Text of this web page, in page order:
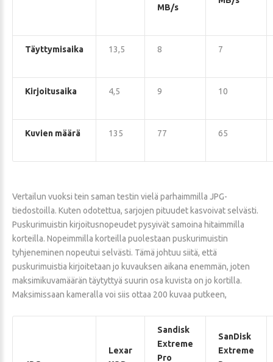
MB/s
Täyttymisaika 13,5 8 7
Kirjoitusaika 4,5 9 10
Kuvien määrä 135 77 65
Vertailun vuoksi tein saman testin vielä parhaimmilla JPG-
tiedostoilla. Kuten odotettua, sarjojen pituudet kasvoivat selvästi.
Puskurimuistin kirjoitusnopeudet pysyivät samoina hitaimmilla
korteilla. Nopeimmilla korteilla puolestaan puskurimuistin
tyhjeneminen nopeutui selvästi. Tämä johtuu siitä, että
puskurimuistia kirjoitetaan jo kuvauksen aikana enemmän, joten
maksimikuvamäärän täytyttyä suurin osa kuvista on jo kortilla.
Maksimissaan kameralla voi siis ottaa 200 kuvaa putkeen,
Lexar
Sandisk
Extreme
Pro
SanDisk
Extreme